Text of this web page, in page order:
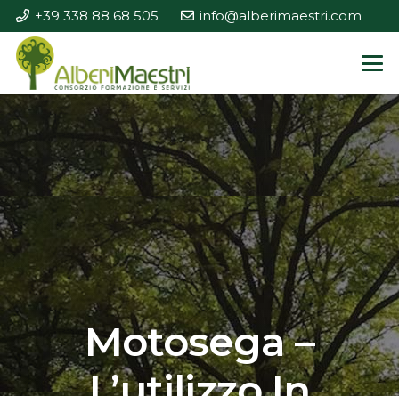
+39 338 88 68 505 info@alberimaestri.com
Motosega –